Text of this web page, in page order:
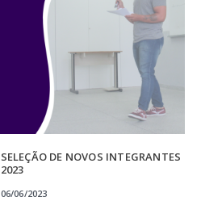
SELEÇÃO DE NOVOS INTEGRANTES
2023
06/06/2023